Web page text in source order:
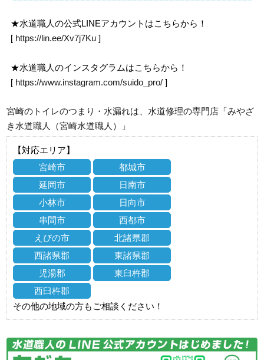
★水道職人の公式LINEアカウントはこちらから！
[ https://lin.ee/Xv7j7Ku ]
★水道職人のインスタグラムはこちらから！
[ https://www.instagram.com/suido_pro/ ]
宮崎のトイレのつまり・水漏れは、水道修理の専門店「みやざ
き水道職人（宮崎水道職人）」
【対応エリア】
宮崎市
都城市
延岡市
日南市
小林市
日向市
串間市
西都市
えびの市
北諸県郡
西諸県郡
東諸県郡
児湯郡
東臼杵郡
西臼杵郡
その他の地域の方もご相談ください！